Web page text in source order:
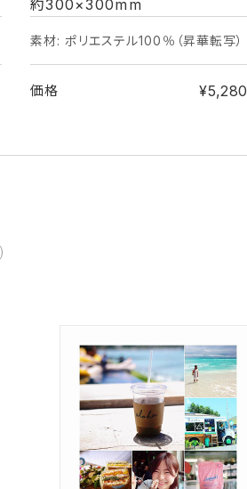
約300×300mm
素材: ポリエステル100％（昇華転写）
価格 ¥5,280